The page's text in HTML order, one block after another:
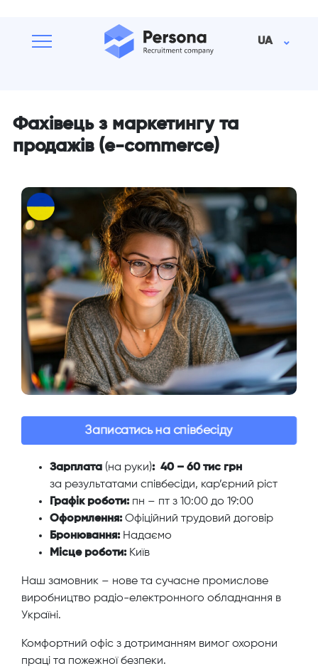
UA
Фахівець з маркетингу та
продажів (e-commerce)
Записатись на співбесіду
Зарплата (на руки): 40 – 60 тис грн
за результатами співбесіди, кар’єрний ріст
Графік роботи: пн – пт з 10:00 до 19:00
Оформлення: Офіційний трудовий договір
Бронювання: Надаємо
Місце роботи: Київ
Наш замовник – нове та сучасне промислове
виробництво радіо-електронного обладнання в
Україні.
Комфортний офіс з дотриманням вимог охорони
праці та пожежної безпеки.